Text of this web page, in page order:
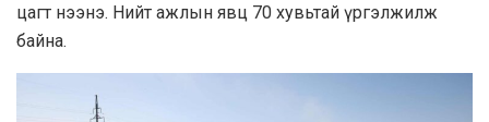
цагт нээнэ. Нийт ажлын явц 70 хувьтай үргэлжилж
байна.